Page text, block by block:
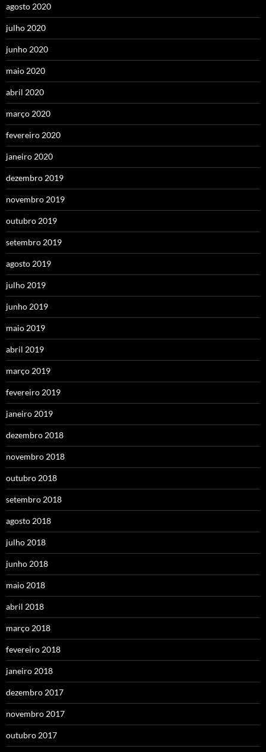
agosto 2020
julho 2020
junho 2020
maio 2020
abril 2020
março 2020
fevereiro 2020
janeiro 2020
dezembro 2019
novembro 2019
outubro 2019
setembro 2019
agosto 2019
julho 2019
junho 2019
maio 2019
abril 2019
março 2019
fevereiro 2019
janeiro 2019
dezembro 2018
novembro 2018
outubro 2018
setembro 2018
agosto 2018
julho 2018
junho 2018
maio 2018
abril 2018
março 2018
fevereiro 2018
janeiro 2018
dezembro 2017
novembro 2017
outubro 2017